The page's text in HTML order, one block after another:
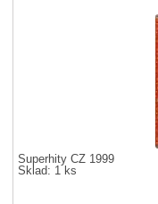
Superhity CZ 1999
Sklad: 1 ks